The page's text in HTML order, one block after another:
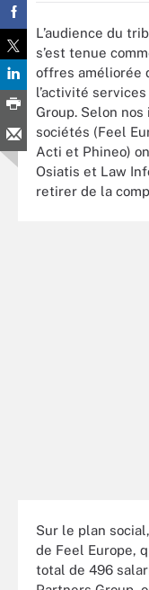
L’audience du
s’est tenue
offres améliorée
l’activité
Group. Selon
sociétés (Feel
Acti et Phineo)
Osiatis et Law
retirer de la
Sur le plan
de Feel Europe,
total de 496